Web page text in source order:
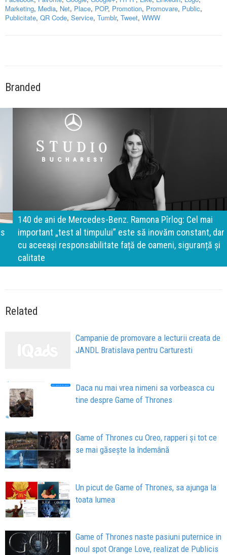
Marketing, Media, Net, Place, POP, Promotion, Promovare, Public,
Publicitate, QR Code, Service, Tumblr, Tweet, WWW
Branded
140 de ani de Mercedes-Benz. Ramona Pîrlog: Cel mai
important „test al timpului” este să inovăm constant, dar
cu aceeași responsabilitate față de oameni, siguranță și
calitate
Related
Campanie de promovare a lecturii creata de
JANDL Bratislava pentru Carturesti
Daca nu mai vrea nimeni sa vorbeasca cu
tine despre Game of Thrones
Game of Thrones cu Oreo, rapperi și tot ce
se mai găsește la îndemână
Un picut de Game of Thrones, sa ajunga la
toata lumea
Game of Thrones naste pasiuni puternice in
noul spot Orange Love, realizat de Publicis